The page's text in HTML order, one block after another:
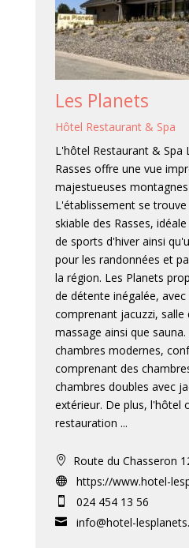
Les Planets
Hôtel Restaurant & Spa
L'hôtel Restaurant & Spa
Rasses offre une vue
majestueuses
L'établissement se
skiable des Rasses,
de sports d'hiver ainsi
pour les randonnées et
la région. Les Planets
de détente inégalée,
comprenant jacuzzi, salle
massage ainsi que
chambres modernes,
comprenant des
chambres doubles avec
extérieur. De plus, l'hôtel
restauration ...
 Route du Chasseron
 https://www.hotel-
 024 454 13 56
 info@hotel-